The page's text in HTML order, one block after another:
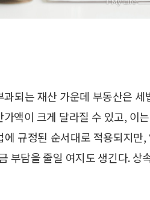
되는 재산 가운데 부동산은
액이 크게 달라질 수 있고, 이
에 규정된 순서대로 적용되지
부담을 줄일 여지도 생긴다.